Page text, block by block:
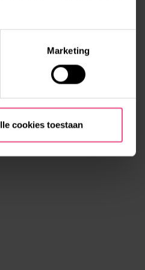
Marketing
cookies toestaan